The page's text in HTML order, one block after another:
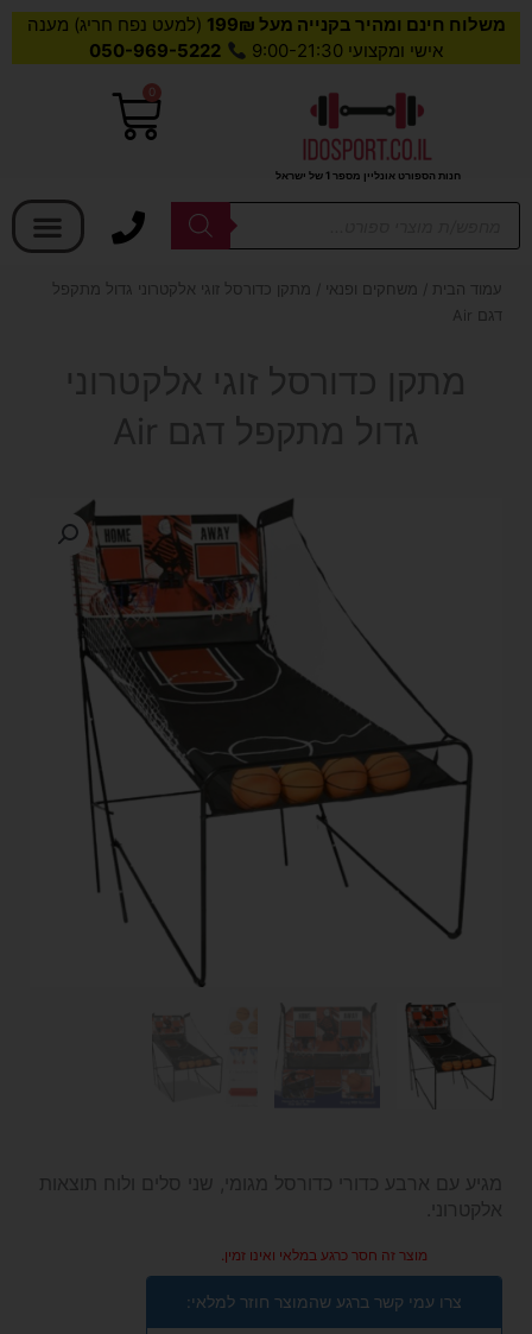
משלוח חינם ומהיר בקנייה מעל 199₪
(למעט נפח חריג) מענה
אישי ומקצועי 9:00-21:30
050-969-5222
חנות הספורט אונליין מספר 1 של ישראל
0
עגלת
Products
עמוד הבית / משחקים ופנאי / מתקן כדורסל זוגי אלקטרוני גדול מתקפל
דגם Air
מתקן כדורסל זוגי אלקטרוני
גדול מתקפל דגם Air
מגיע עם ארבע כדורי כדורסל מגומי, שני סלים ולוח תוצאות
אלקטרוני.
מוצר זה חסר כרגע במלאי ואינו זמין.
צרו עמי קשר ברגע שהמוצר חוזר למלאי: